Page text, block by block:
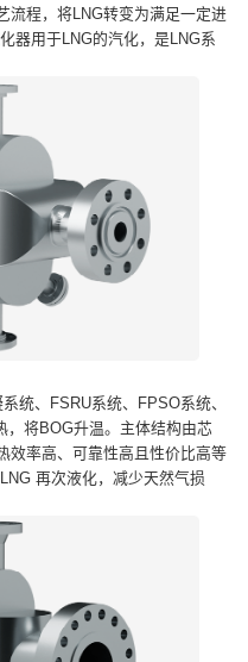
流程，将LNG转变为满足一定进
器用于LNG的汽化，是LNG系
统、FSRU系统、FPSO系统、
，将BOG升温。主体结构由芯
效率高、可靠性高且性价比高等
再次液化，减少天然气损